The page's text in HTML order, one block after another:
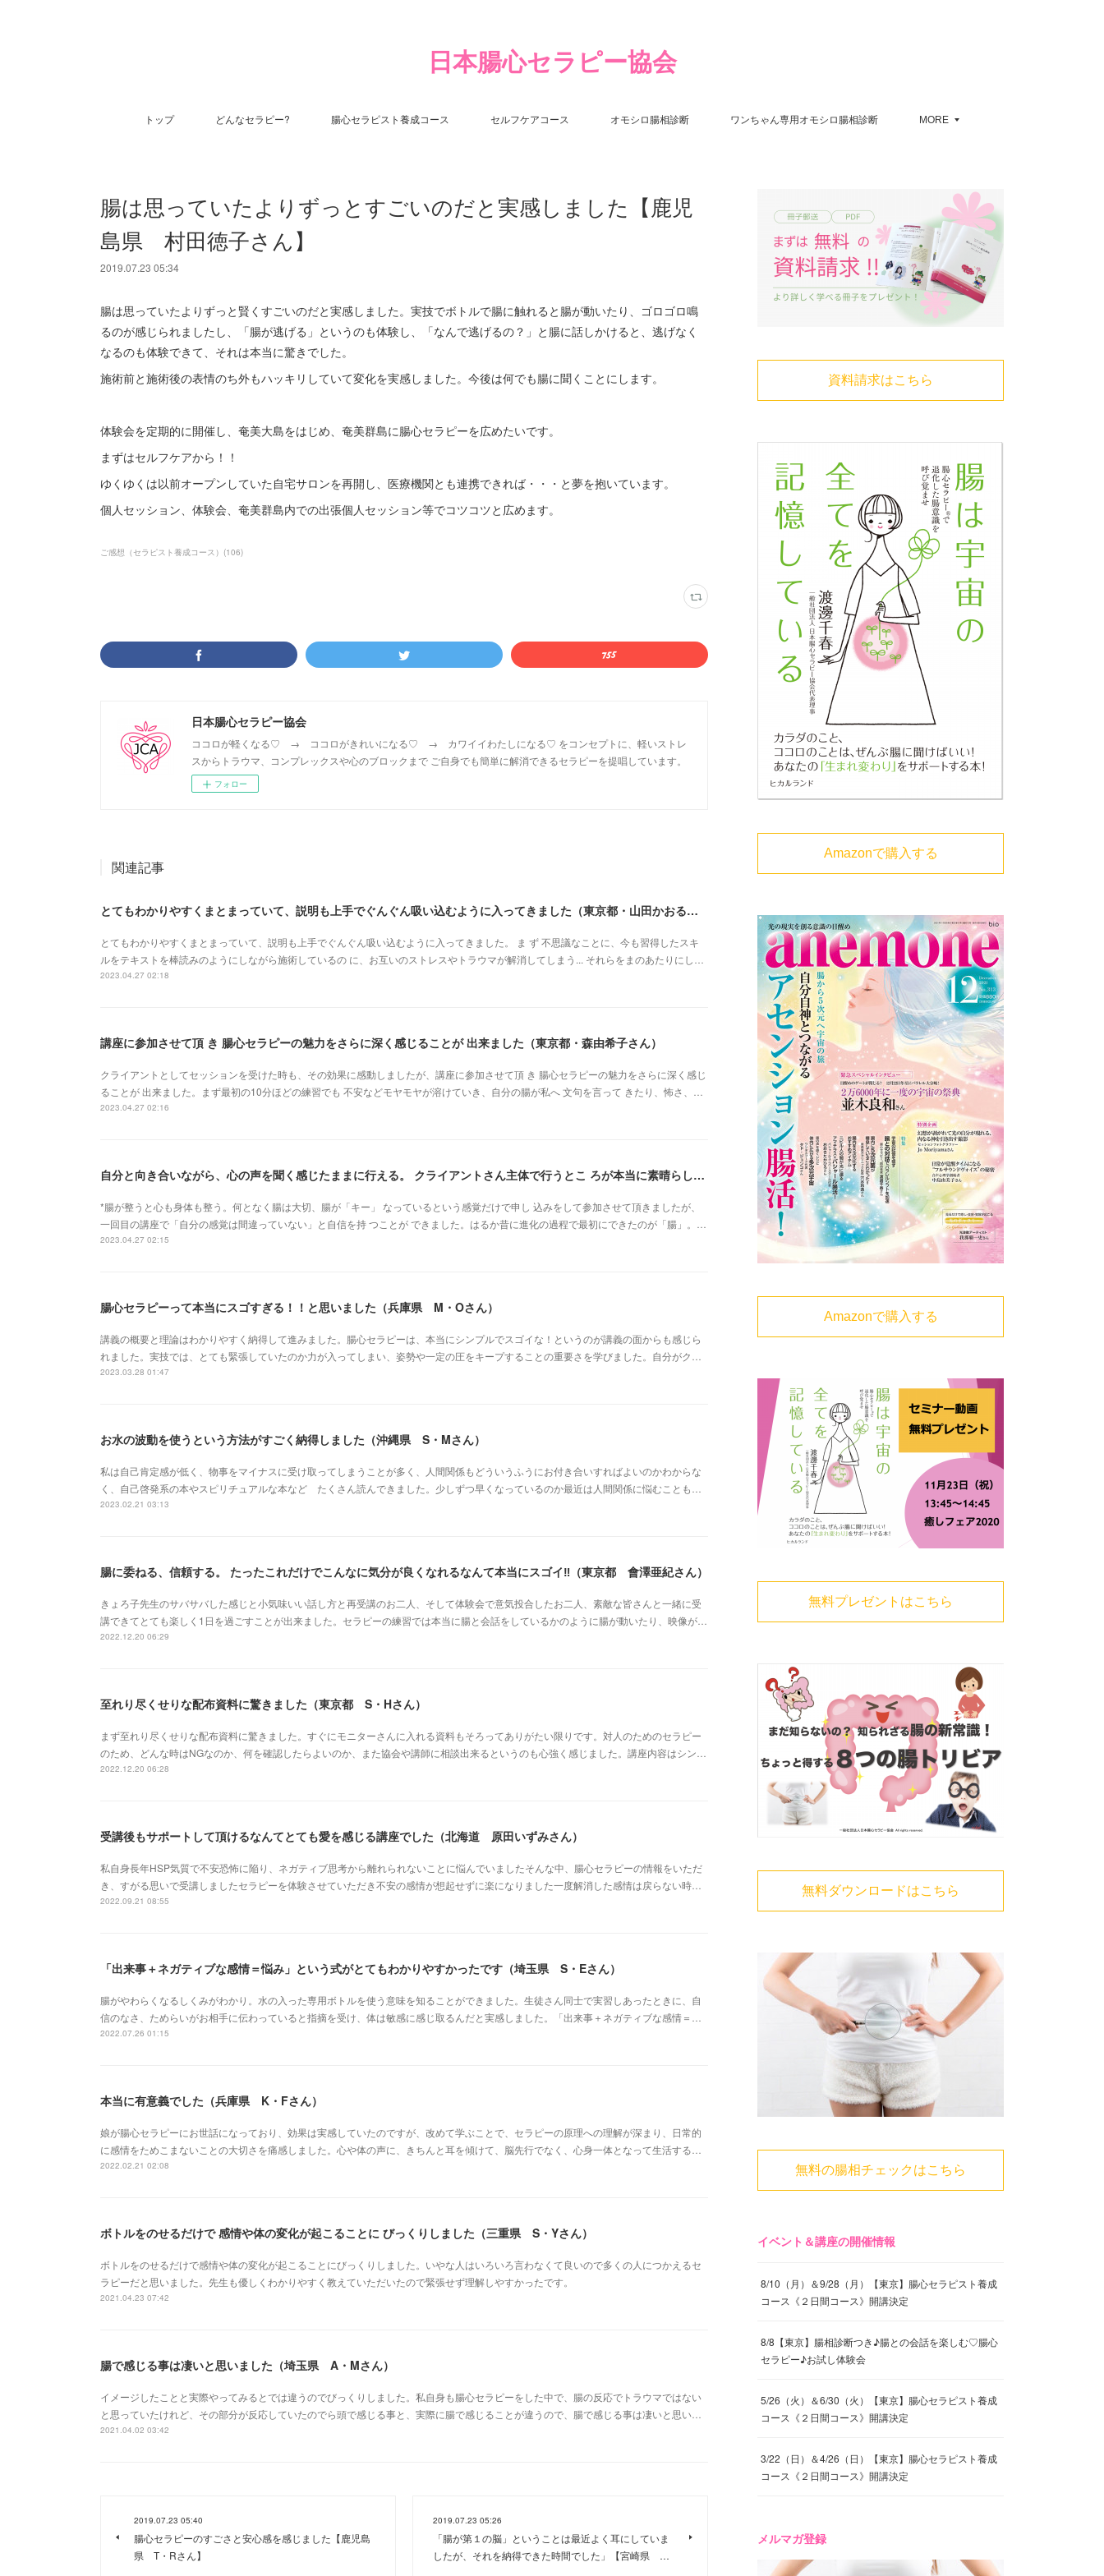
日本腸心セラピー協会
トップ どんなセラピー? 腸心セラピスト養成コース セルフケアコース オモシロ腸相診断 ワンちゃん専用オモシロ腸相診断 MORE
腸は思っていたよりずっとすごいのだと実感しました【鹿児
島県 村田徳子さん】
2019.07.23 05:34
腸は思っていたよりずっと賢くすごいのだと実感しました。実技でボトルで腸に触れると腸が動いたり、ゴロゴロ鳴
るのが感じられましたし、「腸が逃げる」というのも体験し、「なんで逃げるの？」と腸に話しかけると、逃げなく
なるのも体験できて、それは本当に驚きでした。
施術前と施術後の表情のち外もハッキリしていて変化を実感しました。今後は何でも腸に聞くことにします。
体験会を定期的に開催し、奄美大島をはじめ、奄美群島に腸心セラピーを広めたいです。
まずはセルフケアから！！
ゆくゆくは以前オープンしていた自宅サロンを再開し、医療機関とも連携できれば・・・と夢を抱いています。
個人セッション、体験会、奄美群島内での出張個人セッション等でコツコツと広めます。
ご感想（セラピスト養成コース） (106)
日本腸心セラピー協会
ココロが軽くなる♡ → ココロがきれいになる♡ → カワイイわたしになる♡ をコンセプトに、軽いストレ
スからトラウマ、コンプレックスや心のブロックまで ご自身でも簡単に解消できるセラピーを提唱しています。
フォロー
関連記事
とてもわかりやすくまとまっていて、説明も上手でぐんぐん吸い込むように入ってきました（東京都・山田かおるさん）
とてもわかりやすくまとまっていて、説明も上手でぐんぐん吸い込むように入ってきました。 ま ず 不思議なことに、今も習得したスキ
ルをテキストを棒読みのようにしながら施術しているの に、お互いのストレスやトラウマが解消してしまう... それらをまのあたりにし…
2023.04.27 02:18
講座に参加させて頂 き 腸心セラピーの魅力をさらに深く感じることが 出来ました（東京都・森由希子さん）
クライアントとしてセッションを受けた時も、その効果に感動しましたが、講座に参加させて頂 き 腸心セラピーの魅力をさらに深く感じ
ることが 出来ました。まず最初の10分ほどの練習でも 不安などモヤモヤが溶けていき、自分の腸が私へ 文句を言って きたり、怖さ、…
2023.04.27 02:16
自分と向き合いながら、心の声を聞く感じたままに行える。 クライアントさん主体で行うとこ ろが本当に素晴らしいです（新潟県・佐藤よしみさん）
*腸が整うと心も身体も整う。何となく腸は大切、腸が「キー」 なっているという感覚だけで申し 込みをして参加させて頂きましたが、
一回目の講座で「自分の感覚は間違っていない」と自信を持 つことが できました。はるか昔に進化の過程で最初にできたのが「腸」。…
2023.04.27 02:15
腸心セラピーって本当にスゴすぎる！！と思いました（兵庫県 M・Oさん）
講義の概要と理論はわかりやすく納得して進みました。腸心セラピーは、本当にシンプルでスゴイな！というのが講義の面からも感じら
れました。実技では、とても緊張していたのか力が入ってしまい、姿勢や一定の圧をキープすることの重要さを学びました。自分がク…
2023.03.28 01:47
お水の波動を使うという方法がすごく納得しました（沖縄県 S・Mさん）
私は自己肯定感が低く、物事をマイナスに受け取ってしまうことが多く、人間関係もどういうふうにお付き合いすればよいのかわからな
く、自己啓発系の本やスピリチュアルな本など たくさん読んできました。少しずつ早くなっているのか最近は人間関係に悩むことも…
2023.02.21 03:13
腸に委ねる、信頼する。 たったこれだけでこんなに気分が良くなれるなんて本当にスゴイ‼︎（東京都 會澤亜紀さん）
きょろ子先生のサバサバした感じと小気味いい話し方と再受講のお二人、そして体験会で意気投合したお二人、素敵な皆さんと一緒に受
講できてとても楽しく1日を過ごすことが出来ました。セラピーの練習では本当に腸と会話をしているかのように腸が動いたり、映像が…
2022.12.20 06:29
至れり尽くせりな配布資料に驚きました（東京都 S・Hさん）
まず至れり尽くせりな配布資料に驚きました。すぐにモニターさんに入れる資料もそろってありがたい限りです。対人のためのセラピー
のため、どんな時はNGなのか、何を確認したらよいのか、また協会や講師に相談出来るというのも心強く感じました。講座内容はシン…
2022.12.20 06:28
受講後もサポートして頂けるなんてとても愛を感じる講座でした（北海道 原田いずみさん）
私自身長年HSP気質で不安恐怖に陥り、ネガティブ思考から離れられないことに悩んでいましたそんな中、腸心セラピーの情報をいただ
き、すがる思いで受講しましたセラピーを体験させていただき不安の感情が想起せずに楽になりました一度解消した感情は戻らない時…
2022.09.21 08:55
「出来事＋ネガティブな感情＝悩み」という式がとてもわかりやすかったです（埼玉県 S・Eさん）
腸がやわらくなるしくみがわかり。水の入った専用ボトルを使う意味を知ることができました。生徒さん同士で実習しあったときに、自
信のなさ、ためらいがお相手に伝わっていると指摘を受け、体は敏感に感じ取るんだと実感しました。「出来事＋ネガティブな感情＝…
2022.07.26 01:15
本当に有意義でした（兵庫県 K・Fさん）
娘が腸心セラピーにお世話になっており、効果は実感していたのですが、改めて学ぶことで、セラピーの原理への理解が深まり、日常的
に感情をためこまないことの大切さを痛感しました。心や体の声に、きちんと耳を傾けて、脳先行でなく、心身一体となって生活する…
2022.02.21 02:08
ボトルをのせるだけで 感情や体の変化が起こることに びっくりしました（三重県 S・Yさん）
ボトルをのせるだけで感情や体の変化が起こることにびっくりしました。いやな人はいろいろ言わなくて良いので多くの人につかえるセ
ラピーだと思いました。先生も優しくわかりやすく教えていただいたので緊張せず理解しやすかったです。
2021.04.23 07:42
腸で感じる事は凄いと思いました（埼玉県 A・Mさん）
イメージしたことと実際やってみるとでは違うのでびっくりしました。私自身も腸心セラピーをした中で、腸の反応でトラウマではない
と思っていたけれど、その部分が反応していたのでら頭で感じる事と、実際に腸で感じることが違うので、腸で感じる事は凄いと思い…
2021.04.02 03:42
2019.07.23 05:40
腸心セラピーのすごさと安心感を感じました【鹿児島
県 T・Rさん】
2019.07.23 05:26
「腸が第１の脳」ということは最近よく耳にしていま
したが、それを納得できた時間でした」【宮崎県 …
資料請求はこちら
Amazonで購入する
Amazonで購入する
無料プレゼントはこちら
無料ダウンロードはこちら
無料の腸相チェックはこちら
イベント＆講座の開催情報
8/10（月）＆9/28（月）【東京】腸心セラピスト養成
コース《２日間コース》開講決定
8/8【東京】腸相診断つき♪腸との会話を楽しむ♡腸心
セラピー♪お試し体験会
5/26（火）＆6/30（火）【東京】腸心セラピスト養成
コース《２日間コース》開講決定
3/22（日）＆4/26（日）【東京】腸心セラピスト養成
コース《２日間コース》開講決定
メルマガ登録